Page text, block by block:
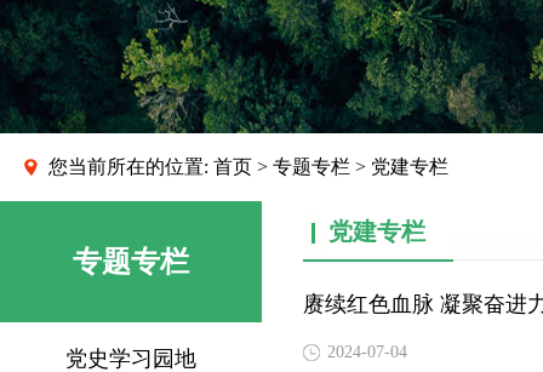
您当前所在的位置: 首页 > 专题专栏 > 党建专栏
专题专栏
党史学习园地
党建专栏
赓续红色血脉 凝聚奋进
2024-07-04